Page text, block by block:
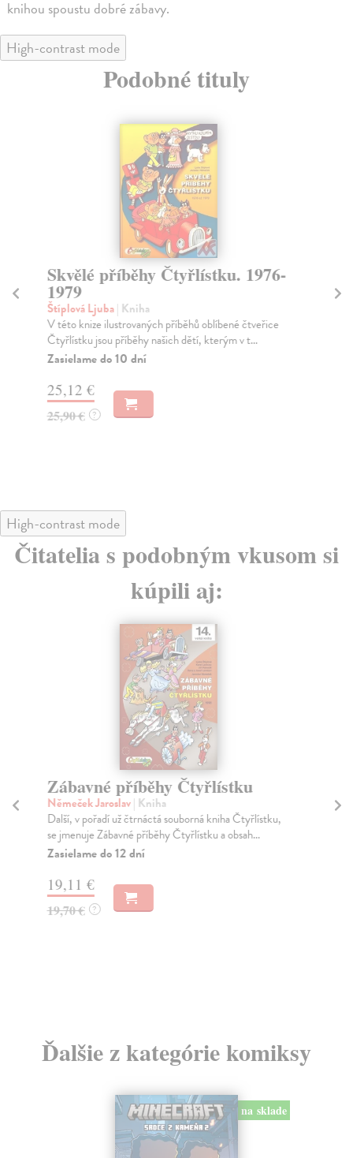
knihou spoustu dobré zábavy.
High-contrast mode
Podobné tituly
Skvělé příběhy Čtyřlístku. 1976-
1979
Štíplová Ljuba| Kniha
V této knize ilustrovaných příběhů oblíbené čtveřice
Čtyřlístku jsou příběhy našich dětí, kterým v t...
Zasielame do 10 dní
25,12 €
25,90 € ?
High-contrast mode
Čitatelia s podobným vkusom si
kúpili aj:
Zábavné příběhy Čtyřlístku
Němeček Jaroslav| Kniha
Další, v pořadí už čtrnáctá souborná kniha Čtyřlístku,
se jmenuje Zábavné příběhy Čtyřlístku a obsah...
Zasielame do 12 dní
19,11 €
19,70 € ?
Ďalšie z kategórie komiksy
na sklade